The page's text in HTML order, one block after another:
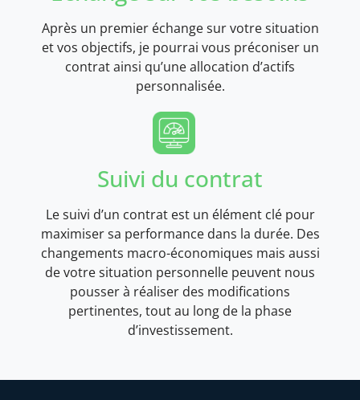
Après un premier échange sur votre situation
et vos objectifs, je pourrai vous préconiser un
contrat ainsi qu’une allocation d’actifs
personnalisée.
Suivi du contrat
Le suivi d’un contrat est un élément clé pour
maximiser sa performance dans la durée. Des
changements macro-économiques mais aussi
de votre situation personnelle peuvent nous
pousser à réaliser des modifications
pertinentes, tout au long de la phase
d’investissement.